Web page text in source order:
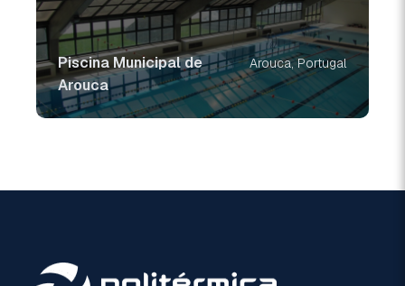
Piscina Municipal de
Arouca
Arouca, Portugal